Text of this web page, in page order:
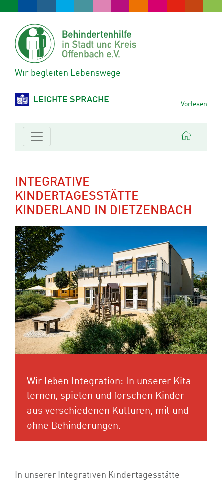
Wir begleiten Lebenswege
LEICHTE SPRACHE Vorlesen
INTEGRATIVE
KINDERTAGESSTÄTTE
KINDERLAND IN DIETZENBACH
Wir leben Integration: In unserer Kita
lernen, spielen und forschen Kinder
aus verschiedenen Kulturen, mit und
ohne Behinderungen.
In unserer Integrativen Kindertagesstätte